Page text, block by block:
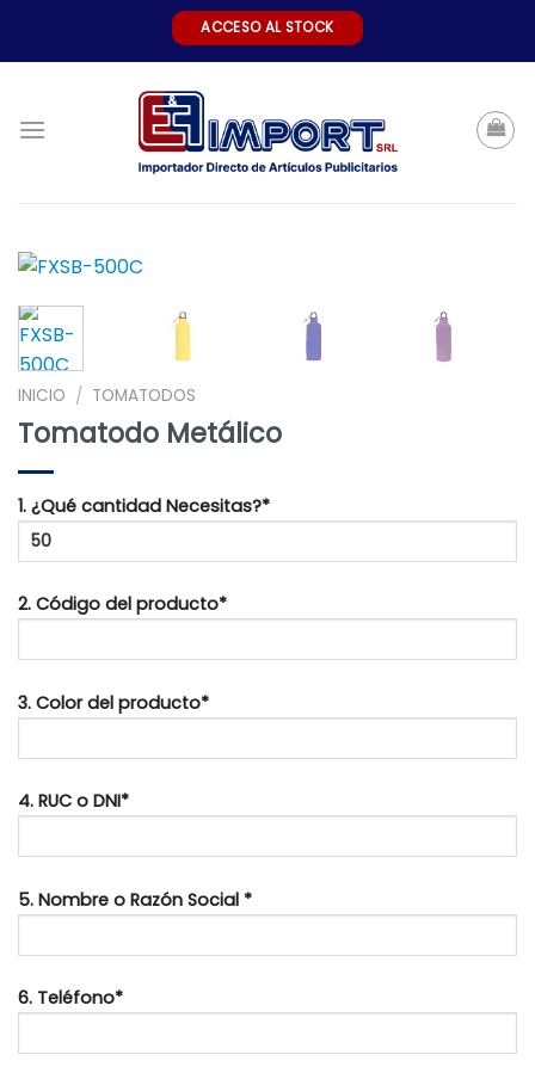
ACCESO AL STOCK
INICIO / TOMATODOS
Tomatodo Metálico
1. ¿Qué cantidad Necesitas?*
2. Código del producto*
3. Color del producto*
4. RUC o DNI*
5. Nombre o Razón Social *
6. Teléfono*